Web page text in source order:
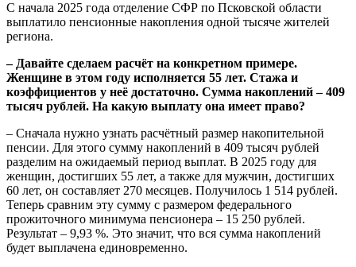
С начала 2025 года отделение СФР по Псковской области
выплатило пенсионные накопления одной тысяче жителей
региона.
– Давайте сделаем расчёт на конкретном примере.
Женщине в этом году исполняется 55 лет. Стажа и
коэффициентов у неё достаточно. Сумма накоплений – 409
тысяч рублей. На какую выплату она имеет право?
– Сначала нужно узнать расчётный размер накопительной
пенсии. Для этого сумму накоплений в 409 тысяч рублей
разделим на ожидаемый период выплат. В 2025 году для
женщин, достигших 55 лет, а также для мужчин, достигших
60 лет, он составляет 270 месяцев. Получилось 1 514 рублей.
Теперь сравним эту сумму с размером федерального
прожиточного минимума пенсионера – 15 250 рублей.
Результат – 9,93 %. Это значит, что вся сумма накоплений
будет выплачена единовременно.